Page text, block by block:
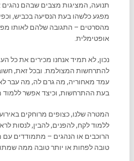
תנועה, המציגות מצבים שבהם נהגים
מפגע כלשהו בעת הנסיעה בכביש,
מהסרטים – התגובה שלהם לאותו
אופטימלית.
נכון, לא תמיד אנחנו מכירים את כל
להתרחשות המצולמת. ובכל זאת,
עמד מאחוריה, מה גרם לה, מה עבר
בעת ההתרחשות, וכיצד אפשר ללמוד
המטרה שלנו, כצופים מרוחקים
ללמוד לקח, להפנים, להבין, לנסות
הרוכבים או הנהגים – מתמודדים עם
טובה לפחות או יותר טובה ממה